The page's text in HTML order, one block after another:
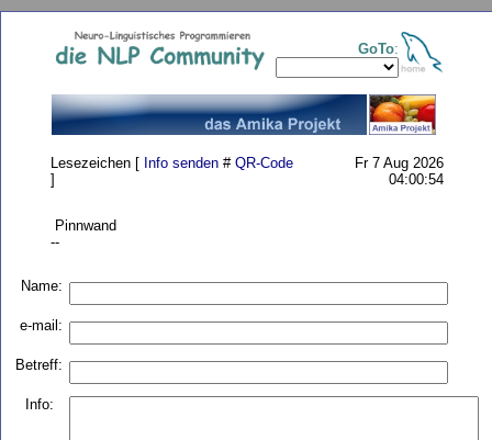
GoTo:
Lesezeichen [ Info senden # QR-Code
]
Fr 7 Aug 2026
04:00:54
Pinnwand
--
Name:
e-mail:
Betreff:
Info: